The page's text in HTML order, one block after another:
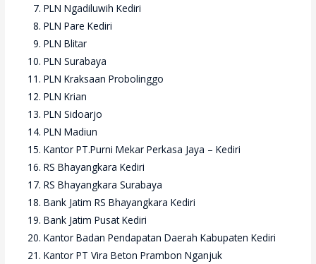
PLN Ngadiluwih Kediri
PLN Pare Kediri
PLN Blitar
PLN Surabaya
PLN Kraksaan Probolinggo
PLN Krian
PLN Sidoarjo
PLN Madiun
Kantor PT.Purni Mekar Perkasa Jaya – Kediri
RS Bhayangkara Kediri
RS Bhayangkara Surabaya
Bank Jatim RS Bhayangkara Kediri
Bank Jatim Pusat Kediri
Kantor Badan Pendapatan Daerah Kabupaten Kediri
Kantor PT Vira Beton Prambon Nganjuk